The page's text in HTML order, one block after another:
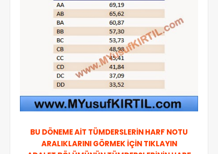
BU DÖNEME AİT TÜMDERSLERİN HARF NOTU
ARALIKLARINI GÖRMEK İÇİN TIKLAYIN